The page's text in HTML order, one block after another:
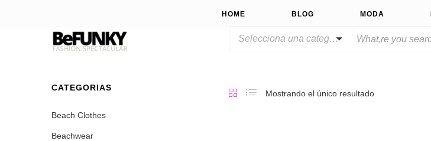
HOME BLOG MODA
Selecciona una categoría
Mostrando el único resultado
CATEGORIAS
Beach Clothes
Beachwear